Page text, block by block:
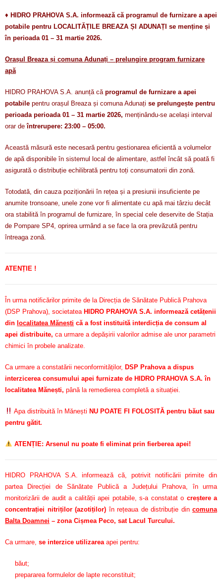
♦ HIDRO PRAHOVA S.A. informează că programul de furnizare a apei
potabile pentru LOCALITĂȚILE BREAZA ȘI ADUNAȚI se menține și
în perioada 01 – 31 martie 2026.
Orașul Breaza și comuna Adunați – prelungire program furnizare
apă
HIDRO PRAHOVA S.A. anunță că programul de furnizare a apei
potabile pentru orașul Breaza și comuna Adunați se prelungește pentru
perioada perioada 01 – 31 martie 2026, menținându-se același interval
orar deîntrerupere: 23:00 – 05:00.
Această măsură este necesară pentru gestionarea eficientă a volumelor
de apă disponibile în sistemul local de alimentare, astfel încât să poată fi
asigurată o distribuție echilibrată pentru toți consumatorii din zonă.
Totodată, din cauza poziționării în rețea și a presiunii insuficiente pe
anumite tronsoane, unele zone vor fi alimentate cu apă mai târziu decât
ora stabilită în programul de furnizare, în special cele deservite de Stația
de Pompare SP4, oprirea urmând a se face la ora prevăzută pentru
întreaga zonă.
ATENȚIE !
În urma notificărilor primite de la Direcția de Sănătate Publică Prahova
(DSP Prahova), societatea HIDRO PRAHOVA S.A. informează cetățenii
din localitatea Mănești că a fost instituită interdicția de consum al
apei distribuite, ca urmare a depășirii valorilor admise ale unor parametri
chimici în probele analizate.
Ca urmare a constatării neconformităților, DSP Prahova a dispus
interzicerea consumului apei furnizate de HIDRO PRAHOVA S.A. în
localitatea Mănești, până la remedierea completă a situației.
Apa distribuită în Mănești NU POATE FI FOLOSITĂ pentru băut sau
pentru gătit.
ATENȚIE: Arsenul nu poate fi eliminat prin fierberea apei!
HIDRO PRAHOVA S.A. informează că, potrivit notificării primite din
partea Direcției de Sănătate Publică a Județului Prahova, în urma
monitorizării de audit a calității apei potabile, s-a constatat o creștere a
concentrației nitriților (azotiților) în rețeaua de distribuție din comuna
Balta Doamnei – zona Cișmea Peco, sat Lacul Turcului.
Ca urmare, se interzice utilizareaapei pentru:
băut;
prepararea formulelor de lapte reconstituit;